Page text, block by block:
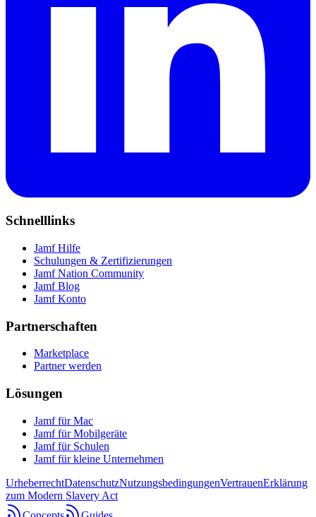
Schnelllinks
Jamf Hilfe
Schulungen & Zertifizierungen
Jamf Nation Community
Jamf Blog
Jamf Konto
Partnerschaften
Marketplace
Partner werden
Lösungen
Jamf für Mac
Jamf für Mobilgeräte
Jamf für Schulen
Jamf für kleine Unternehmen
UrheberrechtDatenschutzNutzungsbedingungenVertrauenErklärung
zum Modern Slavery Act